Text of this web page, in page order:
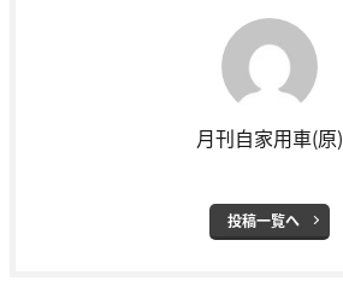
月刊自家用車(原)
投稿一覧へ